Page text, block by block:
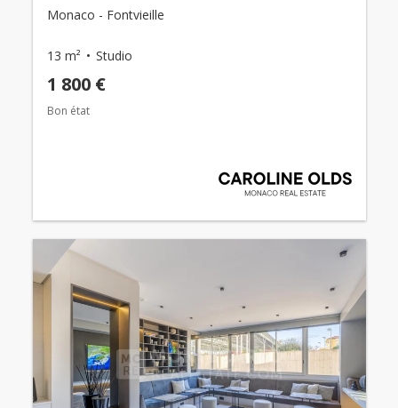
Monaco - Fontvieille
13 m² Studio
1 800 €
Bon état